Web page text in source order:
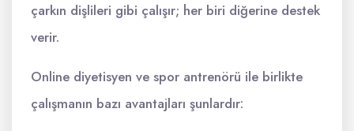
çarkın dişlileri gibi çalışır; her biri diğerine destek
verir.
Online diyetisyen ve spor antrenörü ile birlikte
çalışmanın bazı avantajları şunlardır: